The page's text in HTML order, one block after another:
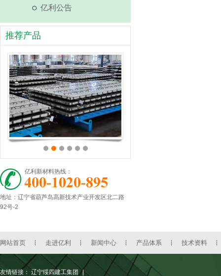
亿利公告
推荐产品
亿利新材料热线：
地址：辽宁省葫芦岛高新技术产业开发区北二路
92号-2
网站首页 走进亿利 新闻中心 产品体系 技术资料
友情链接： 辽宁绥四建工集团 |